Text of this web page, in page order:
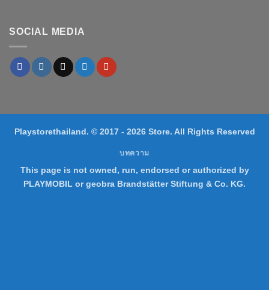
SOCIAL MEDIA
Playstorethailand. © 2017 - 2026 Store. All Rights Reserved
บทความ
This page is not owned, run, endorsed or authorized by
PLAYMOBIL or geobra Brandstätter Stiftung & Co. KG.